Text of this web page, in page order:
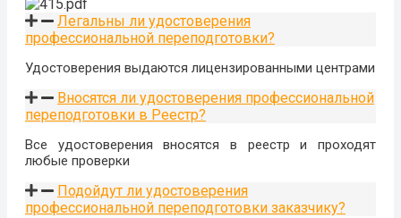
Легальны ли удостоверения
профессиональной переподготовки?
Удостоверения выдаются лицензированными центрами
Вносятся ли удостоверения профессиональной
переподготовки в Реестр?
Все удостоверения вносятся в реестр и проходят
любые проверки
Подойдут ли удостоверения
профессиональной переподготовки заказчику?